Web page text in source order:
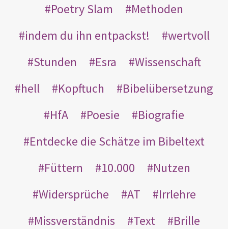
Poetry Slam
Methoden
indem du ihn entpackst!
wertvoll
Stunden
Esra
Wissenschaft
hell
Kopftuch
Bibelübersetzung
HfA
Poesie
Biografie
Entdecke die Schätze im Bibeltext
Füttern
10.000
Nutzen
Widersprüche
AT
Irrlehre
Missverständnis
Text
Brille